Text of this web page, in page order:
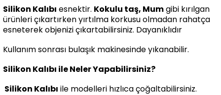
Silikon Kalıbı esnektir. Kokulu taş, Mumgibi kırılgan
ürünleri çıkartırken yırtılma korkusu olmadan rahatça
esneterek objenizi çıkartabilirsiniz. Dayanıklıdır
Kullanım sonrası bulaşık makinesinde yıkanabilir.
Silikon Kalıbı ile Neler Yapabilirsiniz?
Silikon Kalıbı ile modelleri hızlıca çoğaltabilirsiniz.